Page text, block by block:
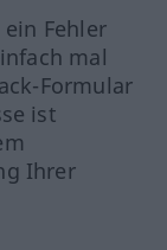
Fehler
mal
Formular
ist
Ihrer